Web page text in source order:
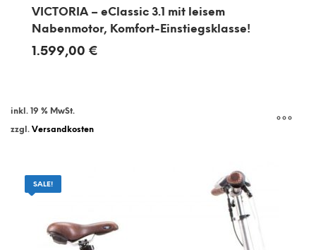
VICTORIA – eClassic 3.1 mit leisem
Nabenmotor, Komfort-Einstiegsklasse!
1.599,00 €
inkl. 19 % MwSt.
zzgl. Versandkosten
SALE!